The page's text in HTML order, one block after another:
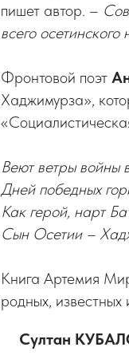
пишет автор. –
всего
Фронтовой поэт
Хаджимурза»,
Веют ветры войны
Дней победных
Как герой, нарт
Сын Осетии –
Книга Артемия
родных,
Султан